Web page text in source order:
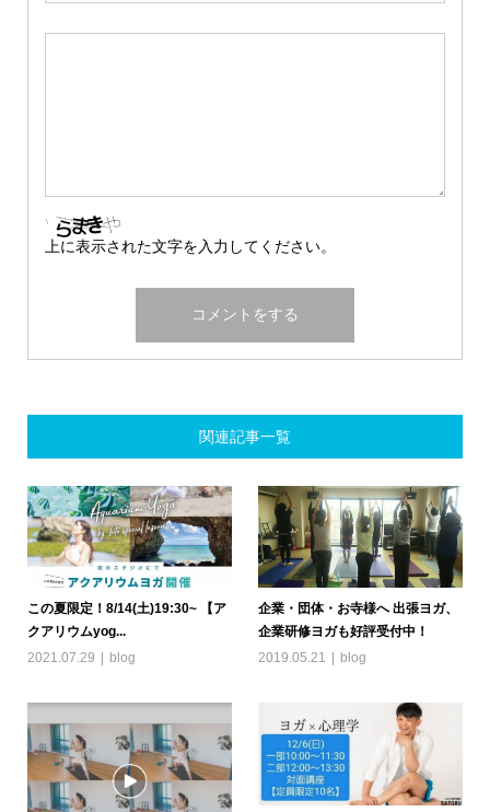
上に表示された文字を入力してください。
関連記事一覧
この夏限定！8/14(土)19:30~ 【ア
クアリウムyog...
2021.07.29
blog
企業・団体・お寺様へ 出張ヨガ、
企業研修ヨガも好評受付中！
2019.05.21
blog